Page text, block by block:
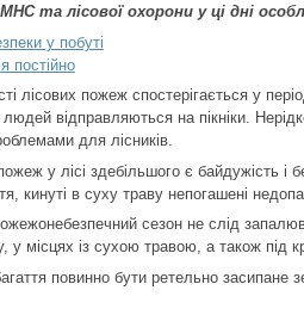
та лісової охорони у ці дні
у побуті
постійно
лісових пожеж спостерігається у
відправляються на пікніки.
для лісників.
у лісі здебільшого є байдужість і
кинуті в суху траву непогашені
сезон не слід
у місцях із сухою травою, а також під
повинно бути ретельно